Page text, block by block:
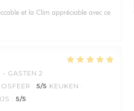
et la Clim appréciable avec ce
- GASTEN 2
: 5/5 KEUKEN :
: 5/5